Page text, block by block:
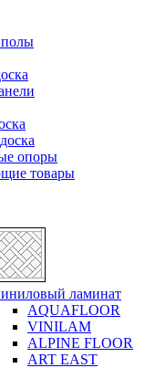
опоры
товары
ламинат
AQUAFLOOR
VINILAM
ALPINE FLOOR
ART EAST